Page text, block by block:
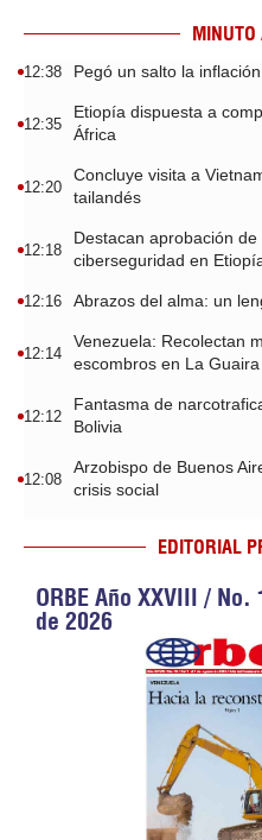
MINUTO
12:38 Pegó un salto la
12:35
Etiopía dispuesta a
África
12:20
Concluye visita a
tailandés
12:18
Destacan aprobación
ciberseguridad en
12:16 Abrazos del alma: un
12:14
Venezuela: Recolectan
escombros en La Guaira
12:12
Fantasma de
Bolivia
12:08
Arzobispo de Buenos
crisis social
EDITORIAL
ORBE Año XXVIII /
de 2026